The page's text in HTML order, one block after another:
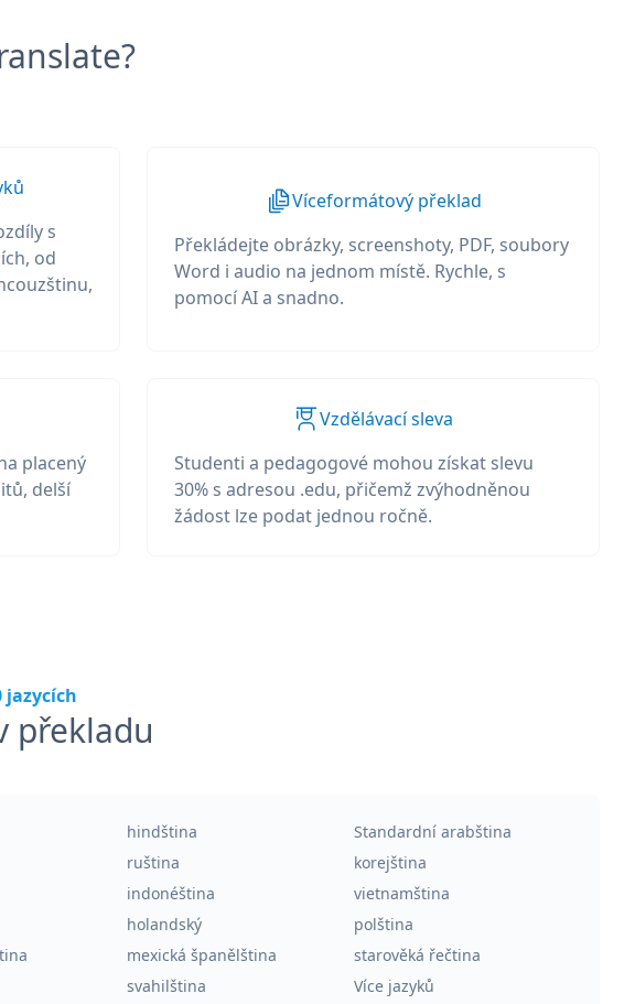
s
od
Víceformátový překlad
Překládejte obrázky, screenshoty, PDF, soubory
Word i audio na jednom místě. Rychle, s
pomocí AI a snadno.
placený
delší
Vzdělávací sleva
Studenti a pedagogové mohou získat slevu
30% s adresou .edu, přičemž zvýhodněnou
žádost lze podat jednou ročně.
jazycích
překladu
hindština
Standardní arabština
ruština
korejština
indonéština
vietnamština
holandský
polština
mexická španělština
starověká řečtina
svahilština Více jazyků